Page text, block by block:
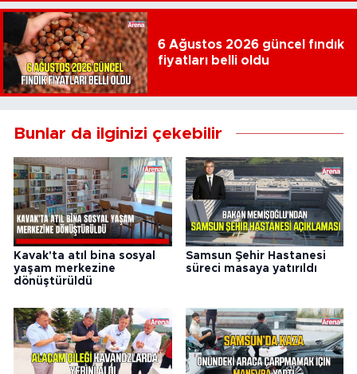
6 Ağustos 2026 güncel fındık
fiyatları belli oldu
Bunlar da ilginizi çekebilir
Kavak'ta atıl bina sosyal
yaşam merkezine
dönüştürüldü
Samsun Şehir Hastanesi
süreci masaya yatırıldı